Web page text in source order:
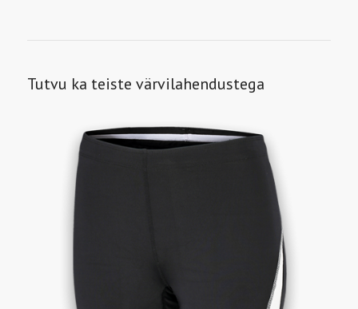
Tutvu ka teiste värvilahendustega